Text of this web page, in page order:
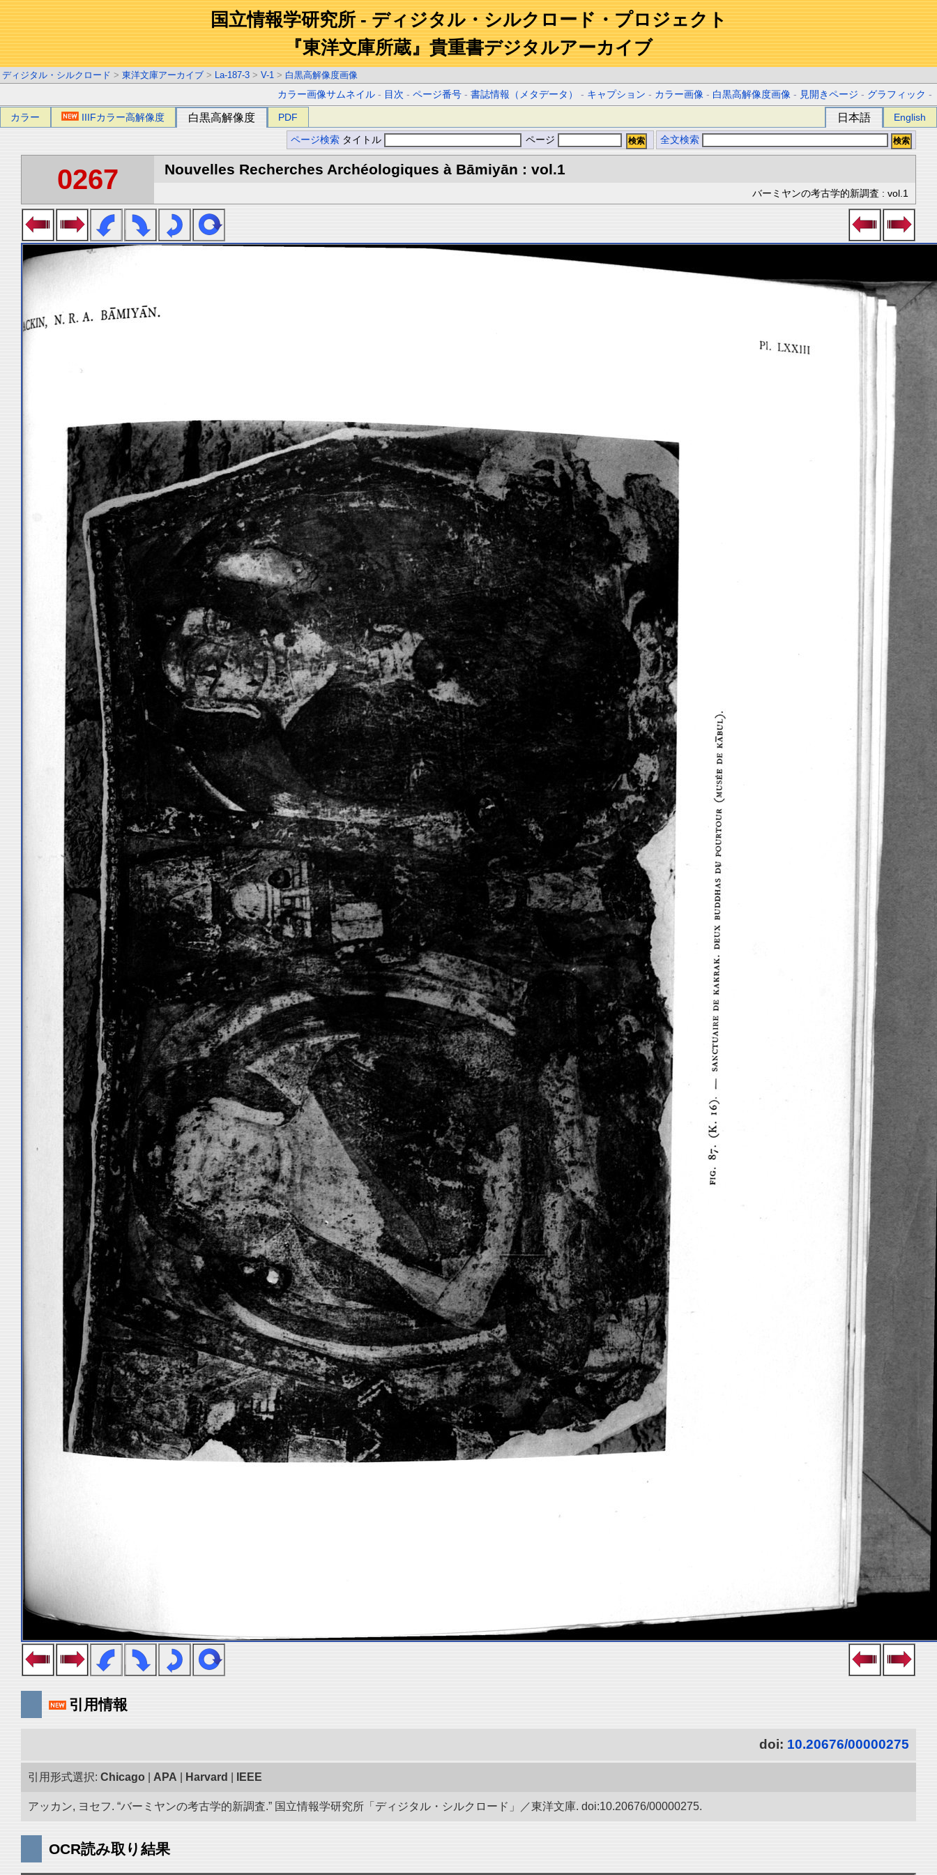
国立情報学研究所 - ディジタル・シルクロード・プロジェクト
『東洋文庫所蔵』貴重書デジタルアーカイブ
ディジタル・シルクロード > 東洋文庫アーカイブ > La-187-3 > V-1 > 白黒高解像度画像
カラー画像サムネイル - 目次 -ページ番号 -書誌情報（メタデータ） - キャプション - カラー画像 - 白黒高解像度画像 - 見開きページ - グラフィック -
カラー IIIFカラー高解像度 白黒高解像度 PDF 日本語 English
ページ検索 タイトル ページ 全文検索
0267 Nouvelles Recherches Archéologiques à Bāmiyān : vol.1
バーミヤンの考古学的新調査 : vol.1
引用情報
doi: 10.20676/00000275
引用形式選択: Chicago APA Harvard IEEE
アッカン, ヨセフ. “バーミヤンの考古学的新調査.” 国立情報学研究所「ディジタル・シルクロード」／東洋文庫. doi:10.20676/00000275.
OCR読み取り結果